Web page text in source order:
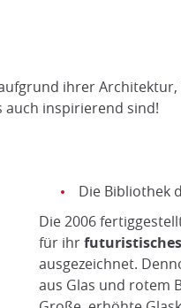
ihrer
auch inspirierend sind!
Die Bibliothek
Die 2006
für ihr
ausgezeichnet.
aus Glas und rotem